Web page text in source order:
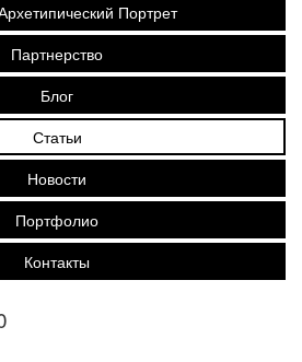
Портрет
Партнерство
Блог
Статьи
Новости
Портфолио
Контакты